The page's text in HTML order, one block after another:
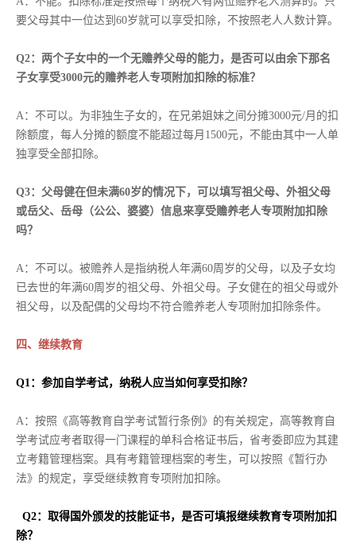
要父母其中一位达到60岁就可以享受扣除，不按照老人人数计算。
Q2：两个子女中的一个无赡养父母的能力，是否可以由余下那名
子女享受3000元的赡养老人专项附加扣除的标准？
A：不可以。为非独生子女的，在兄弟姐妹之间分摊3000元/月的扣
除额度，每人分摊的额度不能超过每月1500元，不能由其中一人单
独享受全部扣除。
Q3：父母健在但未满60岁的情况下，可以填写祖父母、外祖父母
或岳父、岳母（公公、婆婆）信息来享受赡养老人专项附加扣除
吗？
A：不可以。被赡养人是指纳税人年满60周岁的父母，以及子女均
已去世的年满60周岁的祖父母、外祖父母。子女健在的祖父母或外
祖父母，以及配偶的父母均不符合赡养老人专项附加扣除条件。
四、继续教育
Q1：参加自学考试，纳税人应当如何享受扣除？
A：按照《高等教育自学考试暂行条例》的有关规定，高等教育自
学考试应考者取得一门课程的单科合格证书后，省考委即应为其建
立考籍管理档案。具有考籍管理档案的考生，可以按照《暂行办
法》的规定，享受继续教育专项附加扣除。
Q2：取得国外颁发的技能证书，是否可填报继续教育专项附加扣
除？